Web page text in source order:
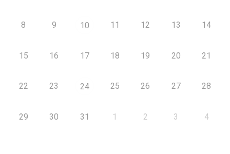
8 9 10 11 12 13 14
15 16 17 18 19 20 21
22 23 24 25 26 27 28
29 30 31 1 2 3 4